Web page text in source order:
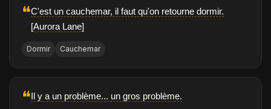
❝C'est un cauchemar, il faut qu'on retourne dormir.
[Aurora Lane]
Dormir Cauchemar
❝Il y a un problème... un gros problème.